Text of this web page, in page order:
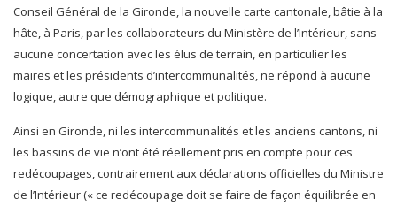
Conseil Général de la Gironde, la nouvelle carte cantonale, bâtie à la
hâte, à Paris, par les collaborateurs du Ministère de l’Intérieur, sans
aucune concertation avec les élus de terrain, en particulier les
maires et les présidents d’intercommunalités, ne répond à aucune
logique, autre que démographique et politique.
Ainsi en Gironde, ni les intercommunalités et les anciens cantons, ni
les bassins de vie n’ont été réellement pris en compte pour ces
redécoupages, contrairement aux déclarations officielles du Ministre
de l’Intérieur (« ce redécoupage doit se faire de façon équilibrée en